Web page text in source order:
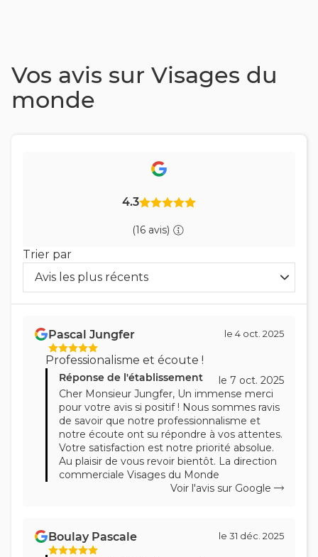
Vos avis sur Visages du
monde
4.3
(16 avis)
Trier par
Avis les plus récents
avis Pascal Jungfer le 4 oct. 2025
Professionalisme et écoute !
Réponse de l'établissement
le 7 oct. 2025
Cher Monsieur Jungfer, Un immense merci
pour votre avis si positif ! Nous sommes ravis
de savoir que notre professionnalisme et
notre écoute ont su répondre à vos attentes.
Votre satisfaction est notre priorité absolue.
Au plaisir de vous revoir bientôt. La direction
commerciale Visages du Monde
Voir l'avis sur Google
Boulay Pascale le 31 déc. 2025